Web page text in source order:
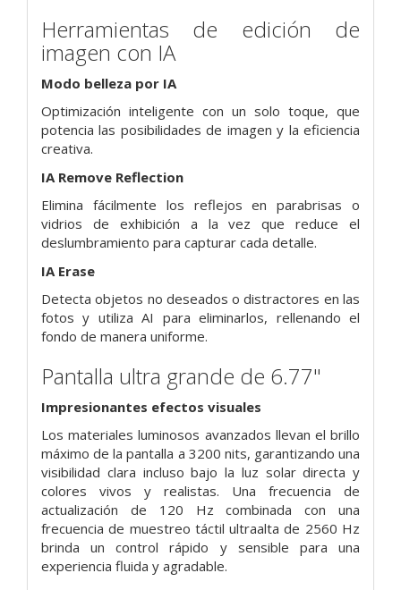
Herramientas de edición de
imagen con IA
Modo belleza por IA
Optimización inteligente con un solo toque, que
potencia las posibilidades de imagen y la eficiencia
creativa.
IA Remove Reflection
Elimina fácilmente los reflejos en parabrisas o
vidrios de exhibición a la vez que reduce el
deslumbramiento para capturar cada detalle.
IA Erase
Detecta objetos no deseados o distractores en las
fotos y utiliza AI para eliminarlos, rellenando el
fondo de manera uniforme.
Pantalla ultra grande de 6.77"
Impresionantes efectos visuales
Los materiales luminosos avanzados llevan el brillo
máximo de la pantalla a 3200 nits, garantizando una
visibilidad clara incluso bajo la luz solar directa y
colores vivos y realistas. Una frecuencia de
actualización de 120 Hz combinada con una
frecuencia de muestreo táctil ultraalta de 2560 Hz
brinda un control rápido y sensible para una
experiencia fluida y agradable.